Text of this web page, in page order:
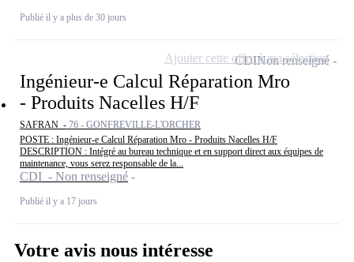
Publié il y a plus de 30 jours
Ingénieur-e Calcul Réparation Mro
- Produits Nacelles H/F
SAFRAN - 76 - GONFREVILLE-L'ORCHER
POSTE : Ingénieur-e Calcul Réparation Mro - Produits Nacelles H/F
DESCRIPTION : Intégré au bureau technique et en support direct aux équipes de
maintenance, vous serez responsable de la...
CDI - Non renseigné
Publié il y a 17 jours
CDINon renseigné
Ajouter cette offre à ma sélection
Votre avis nous intéresse